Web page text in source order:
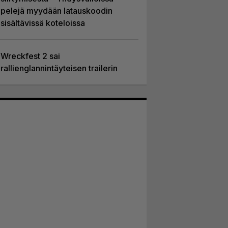
pelejä myydään latauskoodin
sisältävissä koteloissa
Wreckfest 2 sai
rallienglannintäyteisen trailerin